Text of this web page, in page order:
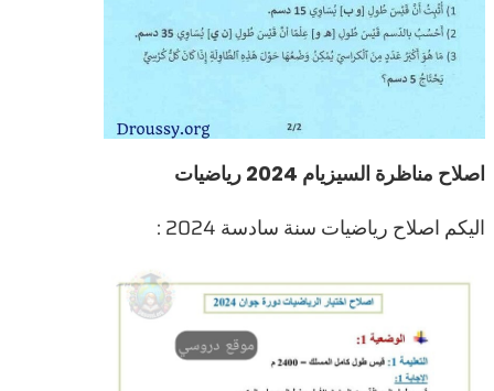
اصلاح مناظرة السيزيام 2024 رياضيات
اليكم اصلاح رياضيات سنة سادسة 2024 :